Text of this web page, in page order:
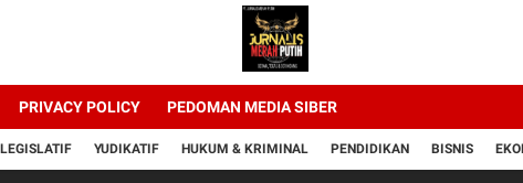
PRIVACY POLICY PEDOMAN MEDIA SIBER
LEGISLATIF YUDIKATIF HUKUM & KRIMINAL PENDIDIKAN BISNIS